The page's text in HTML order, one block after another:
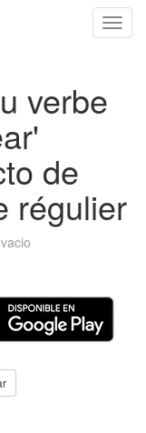
verbe
de
régulier
vacio